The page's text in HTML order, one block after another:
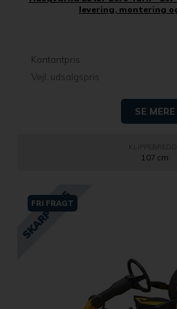
levering, montering
Kontantpris
Vejl. udsalgspris
SE MERE
107 cm
FRI FRAGT